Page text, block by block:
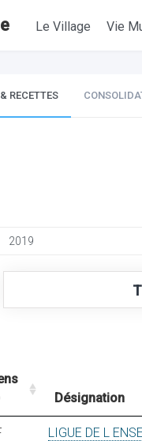
Le Village Vie
RECETTES
Désignation
LIGUE DE L